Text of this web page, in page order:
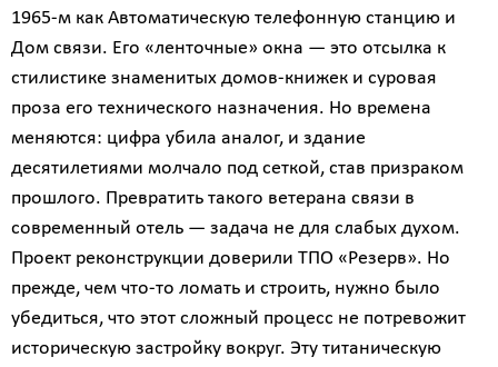
1965-м как Автоматическую телефонную станцию и
Дом связи. Его «ленточные» окна — это отсылка к
стилистике знаменитых домов-книжек и суровая
проза его технического назначения. Но времена
меняются: цифра убила аналог, и здание
десятилетиями молчало под сеткой, став призраком
прошлого. Превратить такого ветерана связи в
современный отель — задача не для слабых духом.
Проект реконструкции доверили ТПО «Резерв». Но
прежде, чем что-то ломать и строить, нужно было
убедиться, что этот сложный процесс не потревожит
историческую застройку вокруг. Эту титаническую